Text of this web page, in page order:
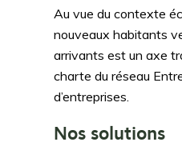
Au vue du contexte
nouveaux habitants
arrivants est un axe
charte du réseau
d’entreprises.
Nos solutions